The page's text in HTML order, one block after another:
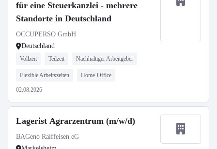
für eine Steuerkanzlei - mehrere
Standorte in Deutschland
OCCUPERSO GmbH
Deutschland
Vollzeit Teilzeit Nachhaltiger Arbeitgeber
Flexible Arbeitszeiten Home-Office
02.08.2026
Lagerist Agrarzentrum (m/w/d)
BAGeno Raiffeisen eG